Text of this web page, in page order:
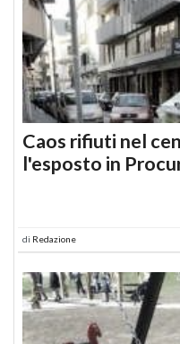
Caos rifiuti nel
l'esposto in
di Redazione